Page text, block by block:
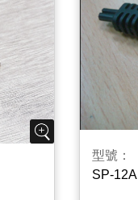
型號：
SP-12A